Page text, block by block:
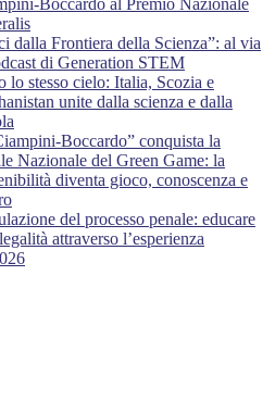
Boccardo al Premio Nazionale
dalla Frontiera della Scienza”: al via
di Generation STEM
lo stesso cielo: Italia, Scozia e
unite dalla scienza e dalla
Boccardo” conquista la
Nazionale del Green Game: la
diventa gioco, conoscenza e
del processo penale: educare
attraverso l’esperienza